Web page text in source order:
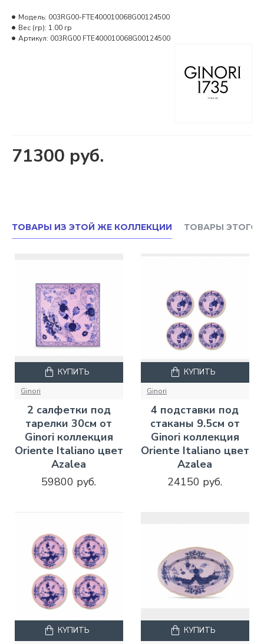
71300 руб.
Модель: 003RG00-FTE400010068G00124500
Вес (гр): 1.00 гр
Артикул: 003RG00 FTE400010068G00124500
ТОВАРЫ ИЗ ЭТОЙ ЖЕ КОЛЛЕКЦИИ ТОВАРЫ ЭТОГО
Ginori
2 салфетки под
тарелки 30см от
Ginori коллекция
Oriente Italiano цвет
Azalea
59800 руб.
КУПИТЬ
Ginori
4 подставки под
стаканы 9.5см от
Ginori коллекция
Oriente Italiano цвет
Azalea
24150 руб.
КУПИТЬ
КУПИТЬ КУПИТЬ